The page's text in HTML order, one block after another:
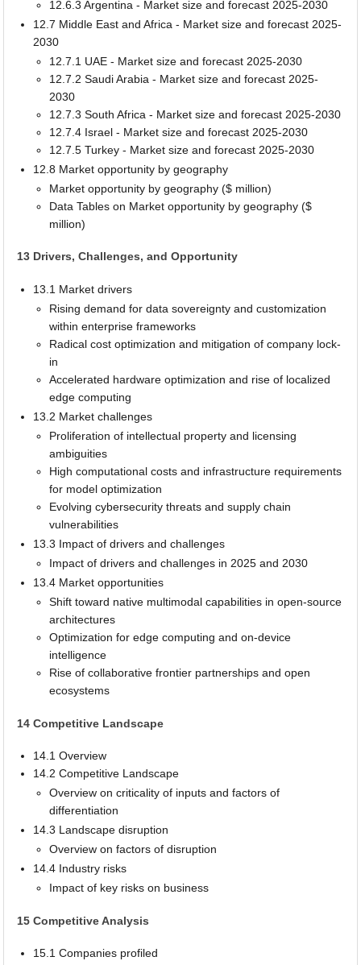
12.6.3 Argentina - Market size and forecast 2025-2030
12.7 Middle East and Africa - Market size and forecast 2025-
2030
12.7.1 UAE - Market size and forecast 2025-2030
12.7.2 Saudi Arabia - Market size and forecast 2025-
2030
12.7.3 South Africa - Market size and forecast 2025-2030
12.7.4 Israel - Market size and forecast 2025-2030
12.7.5 Turkey - Market size and forecast 2025-2030
12.8 Market opportunity by geography
Market opportunity by geography ($ million)
Data Tables on Market opportunity by geography ($
million)
13 Drivers, Challenges, and Opportunity
13.1 Market drivers
Rising demand for data sovereignty and customization
within enterprise frameworks
Radical cost optimization and mitigation of company lock-
in
Accelerated hardware optimization and rise of localized
edge computing
13.2 Market challenges
Proliferation of intellectual property and licensing
ambiguities
High computational costs and infrastructure requirements
for model optimization
Evolving cybersecurity threats and supply chain
vulnerabilities
13.3 Impact of drivers and challenges
Impact of drivers and challenges in 2025 and 2030
13.4 Market opportunities
Shift toward native multimodal capabilities in open-source
architectures
Optimization for edge computing and on-device
intelligence
Rise of collaborative frontier partnerships and open
ecosystems
14 Competitive Landscape
14.1 Overview
14.2 Competitive Landscape
Overview on criticality of inputs and factors of
differentiation
14.3 Landscape disruption
Overview on factors of disruption
14.4 Industry risks
Impact of key risks on business
15 Competitive Analysis
15.1 Companies profiled